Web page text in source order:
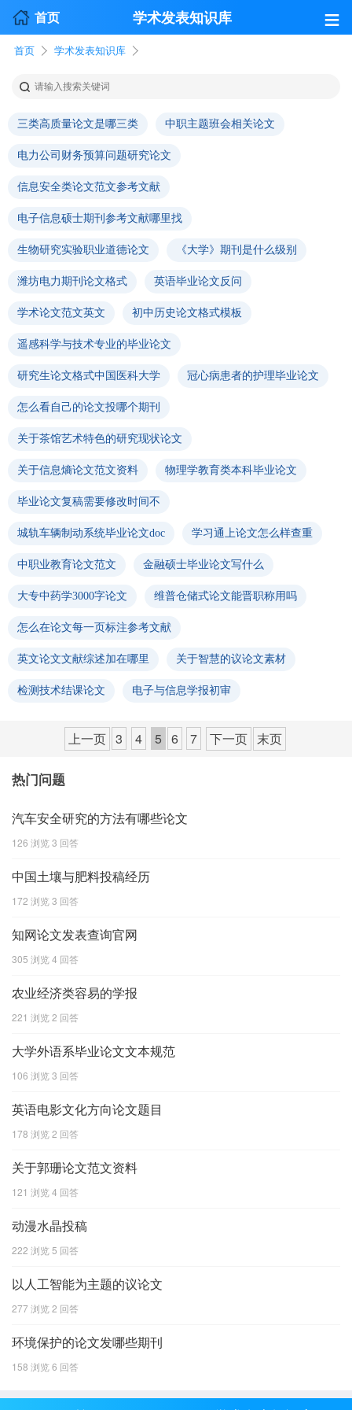
≡
首页 学术发表知识库
首页 学术发表知识库
三类高质量论文是哪三类 中职主题班会相关论文
电力公司财务预算问题研究论文
信息安全类论文范文参考文献
电子信息硕士期刊参考文献哪里找
生物研究实验职业道德论文 《大学》期刊是什么级别
潍坊电力期刊论文格式 英语毕业论文反问
学术论文范文英文 初中历史论文格式模板
遥感科学与技术专业的毕业论文
研究生论文格式中国医科大学 冠心病患者的护理毕业论文
怎么看自己的论文投哪个期刊
关于茶馆艺术特色的研究现状论文
关于信息熵论文范文资料 物理学教育类本科毕业论文
毕业论文复稿需要修改时间不
城轨车辆制动系统毕业论文doc 学习通上论文怎么样查重
中职业教育论文范文 金融硕士毕业论文写什么
大专中药学3000字论文 维普仓储式论文能晋职称用吗
怎么在论文每一页标注参考文献
英文论文文献综述加在哪里 关于智慧的议论文素材
检测技术结课论文 电子与信息学报初审
上一页 3 4 5 6 7 下一页 末页
热门问题
汽车安全研究的方法有哪些论文
126 浏览3 回答
中国土壤与肥料投稿经历
172 浏览3 回答
知网论文发表查询官网
305 浏览4 回答
农业经济类容易的学报
221 浏览2 回答
大学外语系毕业论文文本规范
106 浏览3 回答
英语电影文化方向论文题目
178 浏览2 回答
关于郭珊论文范文资料
121 浏览4 回答
动漫水晶投稿
222 浏览 5 回答
以人工智能为主题的议论文
277 浏览2 回答
环境保护的论文发哪些期刊
158 浏览6 回答